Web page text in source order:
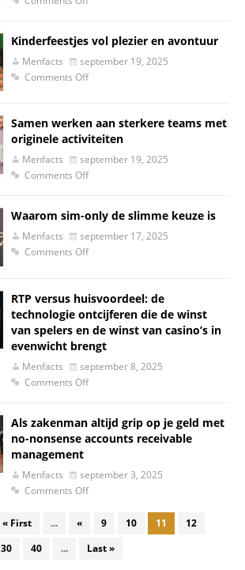
Kinderfeestjes vol plezier en avontuur
Menfacts
september 19, 2025
Comments Off
Samen werken aan sterkere teams met
originele activiteiten
Menfacts
september 19, 2025
Comments Off
Waarom sim-only de slimme keuze is
Menfacts
september 17, 2025
Comments Off
RTP versus huisvoordeel: de
technologie ontcijferen die de winst
van spelers en de winst van casino’s in
evenwicht brengt
Menfacts
september 8, 2025
Comments Off
Als zakenman altijd grip op je geld met
no-nonsense accounts receivable
management
Menfacts
september 3, 2025
Comments Off
« First ... « 9 10 11
12
30 40 ... Last »